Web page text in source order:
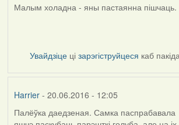
Малым холадна - яны пастаянна пішчаць.
Увайдзіце цізарэгіструйцеся каб
Harrier- 20.06.2016 - 12:05
Палёўка даедзеная. Самка паспрабавала